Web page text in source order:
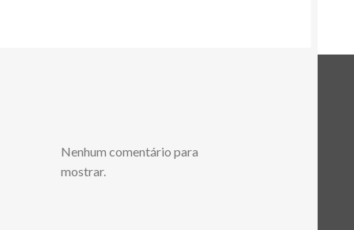
Nenhum comentário para
mostrar.